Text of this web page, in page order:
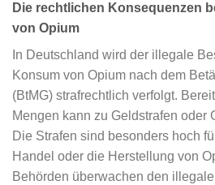
Die rechtlichen Konsequenzen
von Opium
In Deutschland wird der illegale
Konsum von Opium nach dem
(BtMG) strafrechtlich verfolgt.
Mengen kann zu Geldstrafen oder
Die Strafen sind besonders hoch
Handel oder die Herstellung von
Behörden überwachen den